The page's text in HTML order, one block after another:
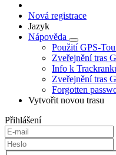
Nová registrace
Jazyk
Nápověda
Použití GPS-
Zveřejnění tras
Info k
Zveřejnění tras
Forgotten
Vytvořit novou trasu
Přihlášení